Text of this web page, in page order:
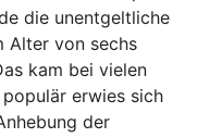
die unentgeltliche
Alter von sechs
kam bei vielen
erwies sich
der